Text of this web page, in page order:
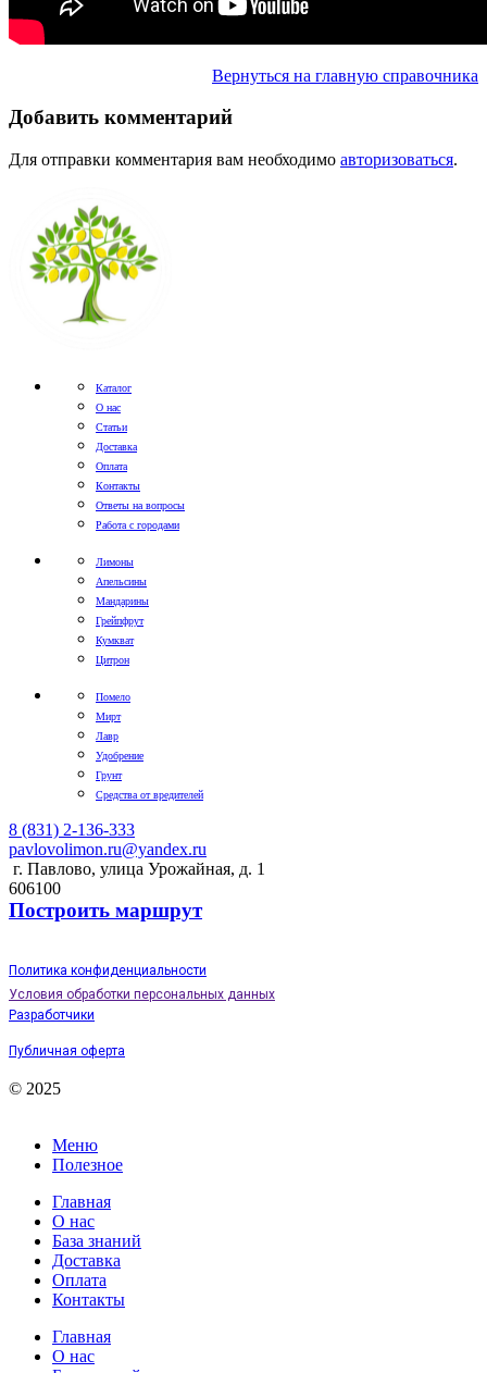
Вернуться на главную справочника
Добавить комментарий
Для отправки комментария вам необходимо авторизоваться.
Каталог
О нас
Статьи
Доставка
Оплата
Контакты
Ответы на вопросы
Работа с городами
Лимоны
Апельсины
Мандарины
Грейпфрут
Кумкват
Цитрон
Помело
Мирт
Лавр
Удобрение
Грунт
Средства от вредителей
8 (831) 2-136-333
pavlovolimon.ru@yandex.ru
г. Павлово, улица Урожайная, д. 1
606100
Построить маршрут
Политика конфиденциальности
Условия обработки персональных данных
Разработчики
Публичная оферта
© 2025
Меню
Полезное
Главная
О нас
База знаний
Доставка
Оплата
Контакты
Главная
О нас